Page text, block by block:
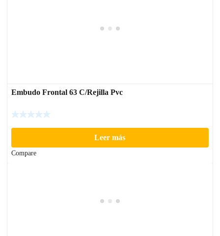
Embudo Frontal 63 C/Rejilla Pvc
Leer más
Compare